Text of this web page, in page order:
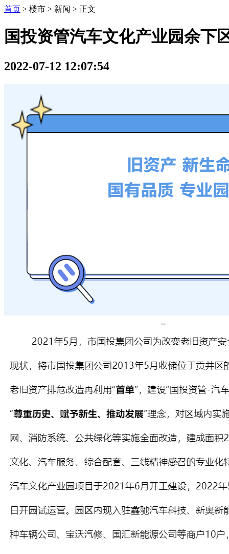
首页 > 楼市 > 新闻 > 正文
国投资管汽车文化产业园余下
2022-07-12 12:07:54